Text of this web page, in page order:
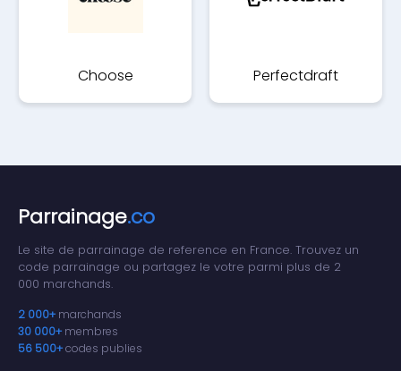
Choose Perfectdraft
Parrainage.co
Le site de parrainage de reference en France. Trouvez un
code parrainage ou partagez le votre parmi plus de 2
000 marchands.
2 000+ marchands
30 000+ membres
56 500+codes publies